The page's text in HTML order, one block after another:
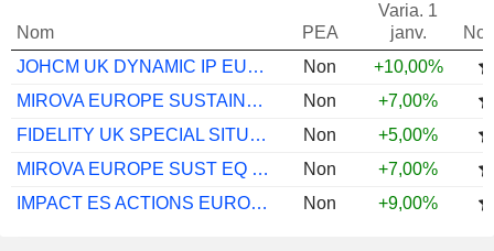
Nom PEA
Varia. 1
janv.
JOHCM UK DYNAMIC IP EUR INC
Non
+10,00%
MIROVA EUROPE SUSTAINABLE ECOY SI/A EUR
Non
+7,00%
FIDELITY UK SPECIAL SITUATIONS A-INC-GBP
Non
+5,00%
MIROVA EUROPE SUST EQ M/D EUR
Non
+7,00%
IMPACT ES ACTIONS EUROPE I
Non +9,00%